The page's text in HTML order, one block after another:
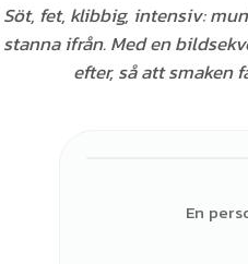
Söt, fet, klibbig, intensiv:
stanna ifrån. Med en
efter, så att smaken
En